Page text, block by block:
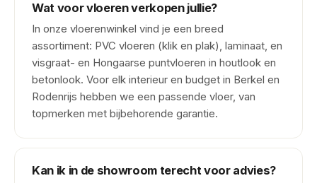
Wat voor vloeren verkopen jullie?
In onze vloerenwinkel vind je een breed
assortiment: PVC vloeren (klik en plak), laminaat, en
visgraat- en Hongaarse puntvloeren in houtlook en
betonlook. Voor elk interieur en budget in Berkel en
Rodenrijs hebben we een passende vloer, van
topmerken met bijbehorende garantie.
Kan ik in de showroom terecht voor advies?